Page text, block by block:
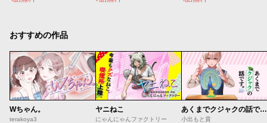
おすすめの作品
Wちゃん。
terakoya3
ヤニねこ
にゃんにゃんファクトリー
あくまでクジャクの話です。
小出もと貴